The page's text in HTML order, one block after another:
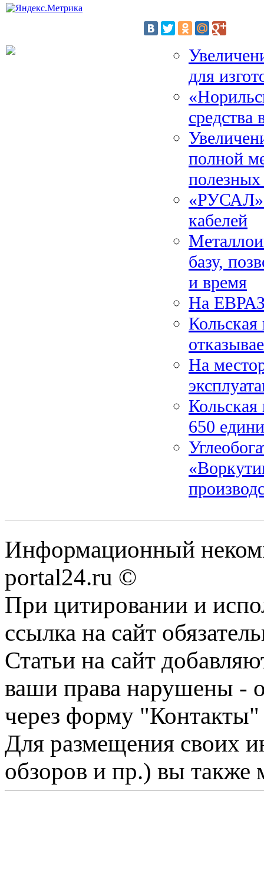
для
средства
полной
«РУСАЛ»
кабелей
базу,
и время
На ЕВРАЗ
Кольская
На
Кольская
650
Информационный
portal24.ru ©
При цитировании и
ссылка на сайт
Статьи на сайт
ваши права нарушены -
через форму "Контакты"
Для размещения своих
обзоров и пр.) вы также